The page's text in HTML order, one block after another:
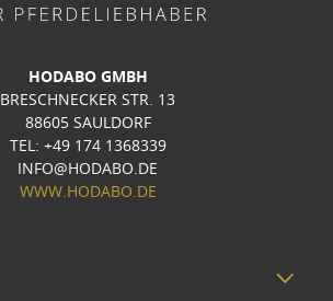
HODABO GMBH
BRESCHNECKER STR. 13
88605 SAULDORF
TEL: +49 174 1368339
INFO@HODABO.DE
WWW.HODABO.DE